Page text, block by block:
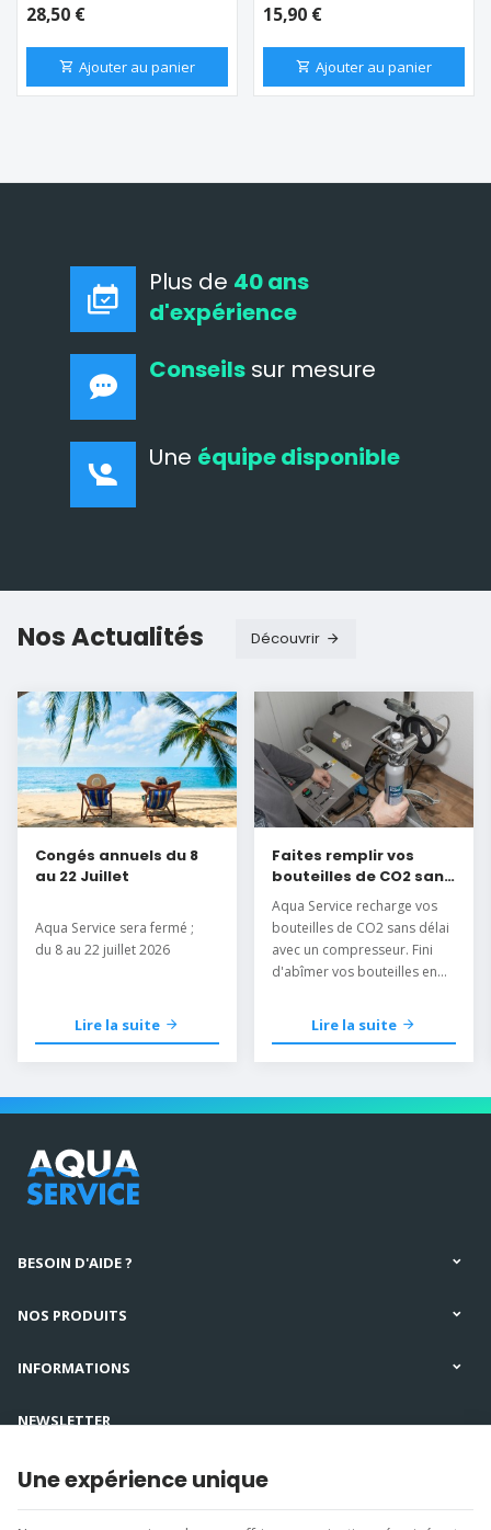
28,50 €
Ajouter au panier
15,90 €
Ajouter au panier
Plus de 40 ans
d'expérience
Conseils sur mesure
Une équipe disponible
Nos Actualités Découvrir
Congés annuels du 8
au 22 Juillet
Aqua Service sera fermé ;
du 8 au 22 juillet 2026
Lire la suite
Faites remplir vos
bouteilles de CO2 sans
délai
Aqua Service recharge vos
bouteilles de CO2 sans délai
avec un compresseur. Fini
d'abîmer vos bouteilles en
Lire la suite
BESOIN D'AIDE ?
NOS PRODUITS
INFORMATIONS
NEWSLETTER
SUIVEZ-NOUS
Une expérience unique